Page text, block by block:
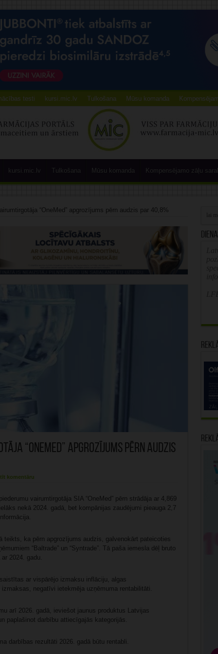
testi kursi.mic.lv Tulkošana Mūsu komanda
kursi.mic.lv Tulkošana Mūsu komanda Kompensējamo zāļu
“OneMed” apgrozījums pērn audzis par 40,8%
“OneMed” apgrozījums pērn audzis
komentāru
vairumtirgotāja SIA “OneMed” pērn strādāja ar 4,869
nekā 2024. gadā, bet kompānijas zaudējumi pieauga 2,7
teikts, ka pērn apgrozījums audzis, galvenokārt pateicoties
“Baltrade” un “Syntrade”. Tā paša iemesla dēļ bruto
2024. gadu.
ar vispārējo izmaksu inflāciju, algas
negatīvi ietekmēja uzņēmuma rentabilitāti.
arī 2026. gadā, ieviešot jaunus produktus Latvijas
paplašinot darbību attiecīgajās kategorijās.
darbības rezultāti 2026. gadā būtu rentabli.